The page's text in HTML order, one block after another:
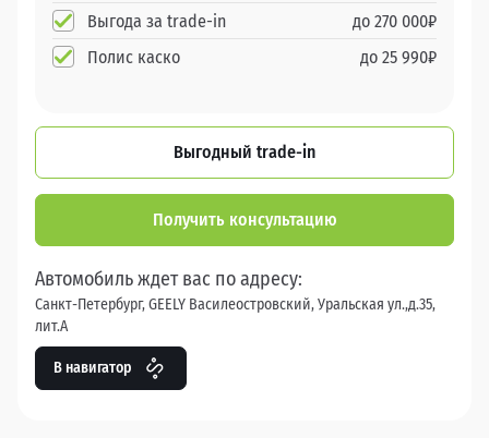
Выгода за trade-in
до 270 000₽
Полис каско
до 25 990₽
Выгодный trade-in
Получить консультацию
Автомобиль ждет вас по адресу:
Санкт-Петербург, GEELY Василеостровский, Уральская ул.,д.35,
лит.А
В навигатор